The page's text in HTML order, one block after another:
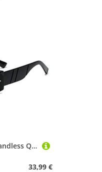
CWZZWS NEU 2025 Randless Quadrat Sonnenbrille Frauen Punk Vintage Schwarze Schatten Sonnenbrille Männer Trend weibliche Brillen
33,99 €